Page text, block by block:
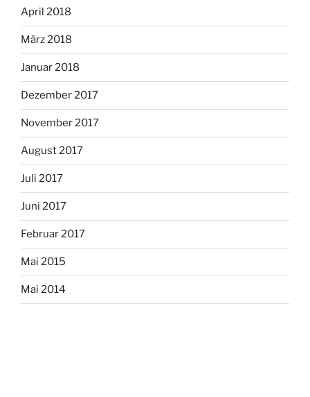
April 2018
März 2018
Januar 2018
Dezember 2017
November 2017
August 2017
Juli 2017
Juni 2017
Februar 2017
Mai 2015
Mai 2014